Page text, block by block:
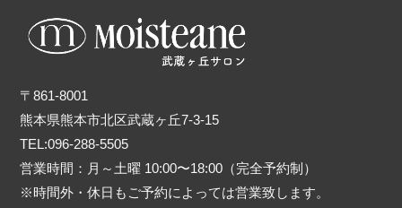
〒861-8001
熊本県熊本市北区武蔵ヶ丘7-3-15
TEL:096-288-5505
営業時間：月～土曜 10:00〜18:00（完全予約制）
※時間外・休日もご予約によっては営業致します。